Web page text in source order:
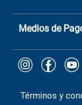
Medios de
Términos y